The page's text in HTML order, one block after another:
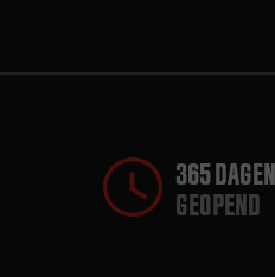
365 DAGEN
GEOPEND